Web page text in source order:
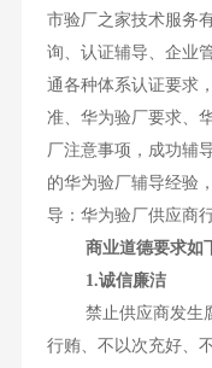
市验厂之家技术服务
询、认证辅导、企业
通各种体系认证要求
准、华为验厂要求、
厂注意事项，成功辅
的华为验厂辅导经验
导：华为验厂供应商
商业道德要求如
1.诚信廉洁
禁止供应商发生腐
行贿、不以次充好、